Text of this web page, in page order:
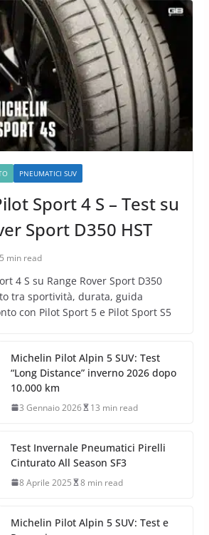
PNEUMATICI SUV
Sport 4 S – Test su
Sport D350 HST
min read
4 S su Range Rover Sport D350
tra sportività, durata, guida
con Pilot Sport 5 e Pilot Sport S5
Michelin Pilot Alpin 5 SUV: Test
“Long Distance” inverno 2026 dopo
10.000 km
3 Gennaio 2026 13 min read
Test Invernale Pneumatici Pirelli
Cinturato All Season SF3
8 Aprile 2025 8 min read
Michelin Pilot Alpin 5 SUV: Test e